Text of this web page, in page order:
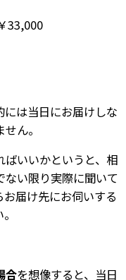
33,000
は当日にお届けしな
ん。
いいかというと、相
い限り実際に聞いて
届け先にお伺いする
合を想像すると、当日